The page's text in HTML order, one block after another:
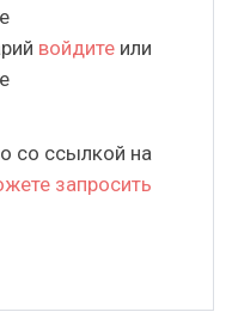
войдите или
со ссылкой на
запросить